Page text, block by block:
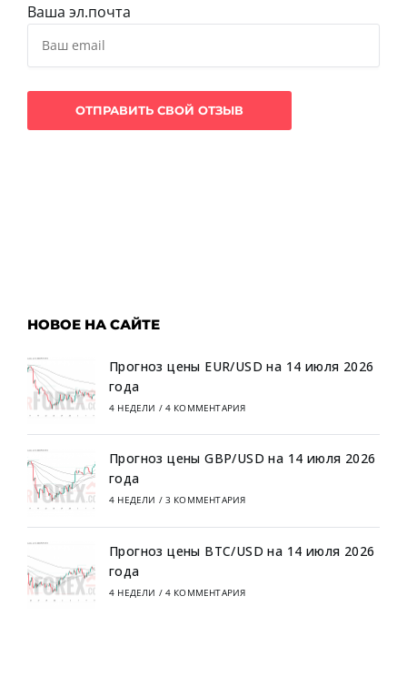
Ваша эл.почта
НОВОЕ НА САЙТЕ
Прогноз цены EUR/USD на 14 июля 2026
года
4 НЕДЕЛИ / 4 КОММЕНТАРИЯ
Прогноз цены GBP/USD на 14 июля 2026
года
4 НЕДЕЛИ / 3 КОММЕНТАРИЯ
Прогноз цены BTC/USD на 14 июля 2026
года
4 НЕДЕЛИ / 4 КОММЕНТАРИЯ